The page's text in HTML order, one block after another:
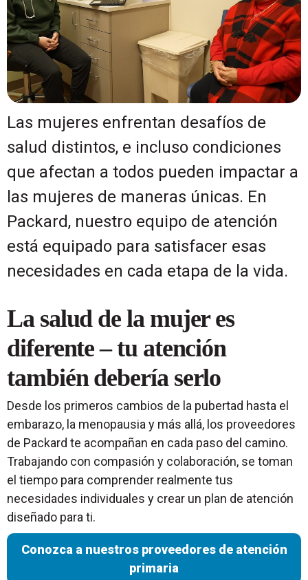
Las mujeres enfrentan desafíos de
salud distintos, e incluso condiciones
que afectan a todos pueden impactar a
las mujeres de maneras únicas. En
Packard, nuestro equipo de atención
está equipado para satisfacer esas
necesidades en cada etapa de la vida.
La salud de la mujer es
diferente – tu atención
también debería serlo
Desde los primeros cambios de la pubertad hasta el
embarazo, la menopausia y más allá, los proveedores
de Packard te acompañan en cada paso del camino.
Trabajando con compasión y colaboración, se toman
el tiempo para comprender realmente tus
necesidades individuales y crear un plan de atención
diseñado para ti.
Conozca a nuestros proveedores de atención
primaria